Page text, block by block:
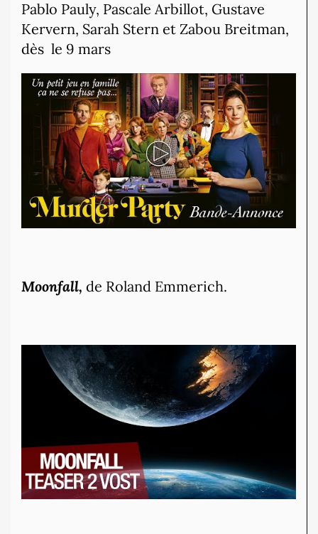
Pablo Pauly, Pascale Arbillot, Gustave
Kervern, Sarah Stern et Zabou Breitman,
dès le 9 mars
Moonfall, de Roland Emmerich.